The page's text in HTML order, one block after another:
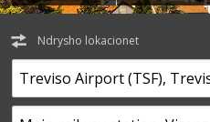
Ndrysho lokacionet